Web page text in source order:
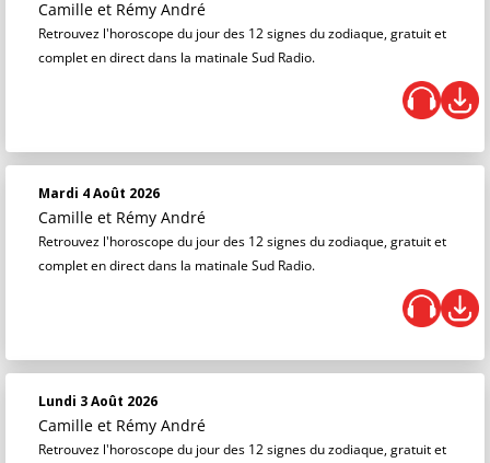
Camille et Rémy André
Retrouvez l'horoscope du jour des 12 signes du zodiaque, gratuit et
complet en direct dans la matinale Sud Radio.
Mardi 4 Août 2026
Camille et Rémy André
Retrouvez l'horoscope du jour des 12 signes du zodiaque, gratuit et
complet en direct dans la matinale Sud Radio.
Lundi 3 Août 2026
Camille et Rémy André
Retrouvez l'horoscope du jour des 12 signes du zodiaque, gratuit et